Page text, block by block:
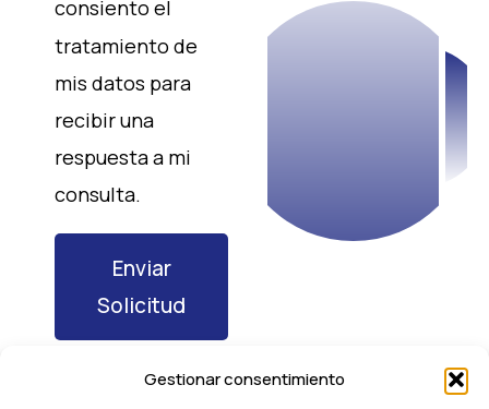
Gestionar consentimiento
consiento el
tratamiento de
mis datos para
recibir una
respuesta a mi
consulta.
Enviar
Solicitud